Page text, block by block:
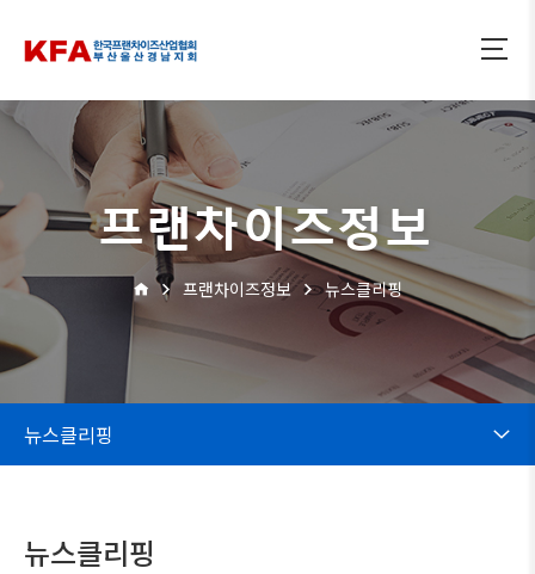
프랜차이즈정보
프랜차이즈정보 뉴스클리핑
뉴스클리핑
뉴스클리핑